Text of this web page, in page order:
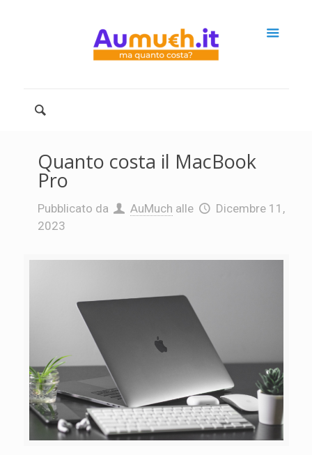
Quanto costa il MacBook
Pro
Pubblicato da AuMuch alle
Dicembre 11,
2023